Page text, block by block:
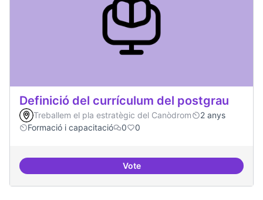
Definició del currículum del postgrau
Treballem el pla estratègic del Canòdrom
2 anys
Formació i capacitació
0 0
VoteDefinició del currículum del